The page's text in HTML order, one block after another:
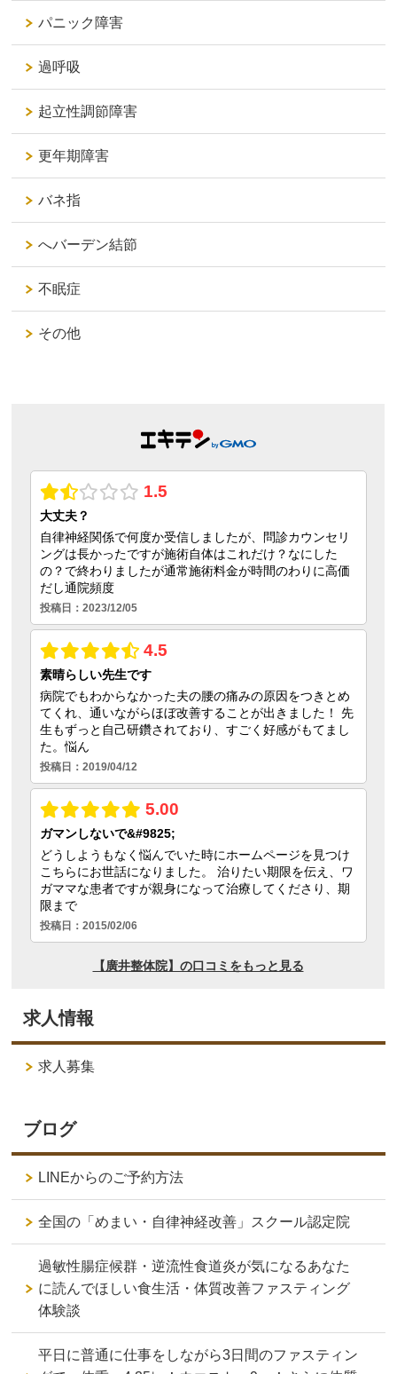
パニック障害
過呼吸
起立性調節障害
更年期障害
バネ指
へバーデン結節
不眠症
その他
求人情報
求人募集
ブログ
LINEからのご予約方法
全国の「めまい・自律神経改善」スクール認定院
過敏性腸症候群・逆流性食道炎が気になるあなた
に読んでほしい食生活・体質改善ファスティング
体験談
平日に普通に仕事をしながら3日間のファスティン